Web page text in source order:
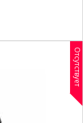
Отсутствует